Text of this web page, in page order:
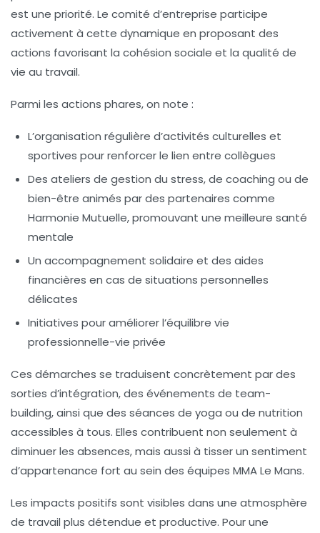
est une priorité. Le comité d’entreprise participe
activement à cette dynamique en proposant des
actions favorisant la cohésion sociale et la qualité de
vie au travail.
Parmi les actions phares, on note :
L’organisation régulière d’activités culturelles et
sportives pour renforcer le lien entre collègues
Des ateliers de gestion du stress, de coaching ou de
bien-être animés par des partenaires comme
Harmonie Mutuelle, promouvant une meilleure santé
mentale
Un accompagnement solidaire et des aides
financières en cas de situations personnelles
délicates
Initiatives pour améliorer l’équilibre vie
professionnelle-vie privée
Ces démarches se traduisent concrètement par des
sorties d’intégration, des événements de team-
building, ainsi que des séances de yoga ou de nutrition
accessibles à tous. Elles contribuent non seulement à
diminuer les absences, mais aussi à tisser un sentiment
d’appartenance fort au sein des équipes MMA Le Mans.
Les impacts positifs sont visibles dans une atmosphère
de travail plus détendue et productive. Pour une